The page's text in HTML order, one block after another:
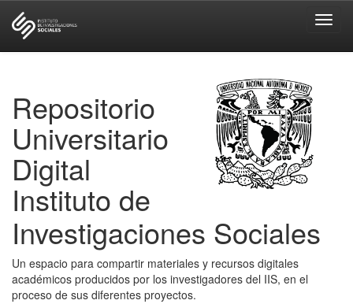
Repositorio
Universitario
Digital
Instituto de
Investigaciones Sociales
Un espacio para compartir materiales y recursos digitales
académicos producidos por los investigadores del IIS, en el
proceso de sus diferentes proyectos.